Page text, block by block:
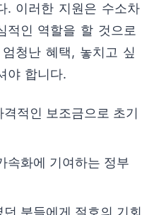
. 이러한 지원은 수소차
적인 역할을 할 것으로
청난 혜택, 놓치고 싶
야 합니다.
적인 보조금으로 초기
속화에 기여하는 정부
분들에게 절호의 기회